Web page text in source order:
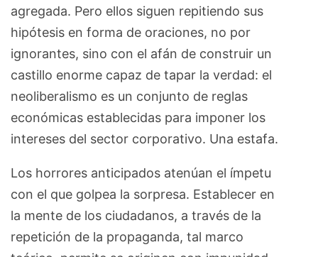
agregada. Pero ellos siguen repitiendo sus
hipótesis en forma de oraciones, no por
ignorantes, sino con el afán de construir un
castillo enorme capaz de tapar la verdad: el
neoliberalismo es un conjunto de reglas
económicas establecidas para imponer los
intereses del sector corporativo. Una estafa.
Los horrores anticipados atenúan el ímpetu
con el que golpea la sorpresa. Establecer en
la mente de los ciudadanos, a través de la
repetición de la propaganda, tal marco